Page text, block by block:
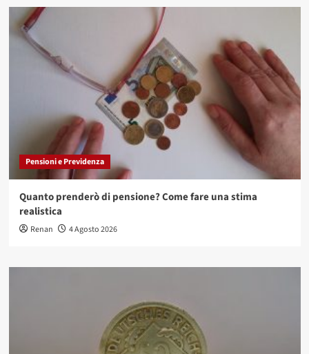
Pensioni e Previdenza
Quanto prenderò di pensione? Come fare una stima
realistica
Renan 4 Agosto 2026